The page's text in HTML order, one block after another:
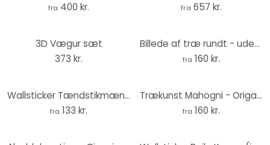
fra 400 kr. fra 657 kr.
3D Vægur sæt
373 kr.
Billede af træ rundt - uden tryk
fra 160 kr.
Wallsticker Tændstikmænd Knage (Inkl. 4 kroge)
fra 133 kr.
Trækunst Mahogni - Origami - Vaskebjørn
fra 160 kr.